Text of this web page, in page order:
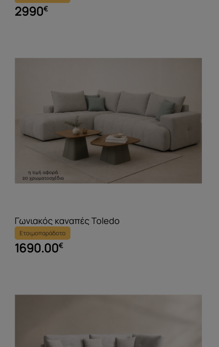
2990€
Γωνιακός καναπές Toledo
Ετοιμοπαράδοτο
1690.00€